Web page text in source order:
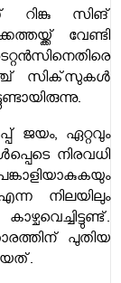
റിങ്കു സിങ്
വേണ്ടി
സിക്‌സുകൾ
ജയം, ഏറ്റവും
നിരവധി
നിലയിലും
പുതിയ